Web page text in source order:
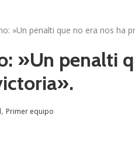
»Un penalti que no era nos ha
»Un penalti
, Primer equipo